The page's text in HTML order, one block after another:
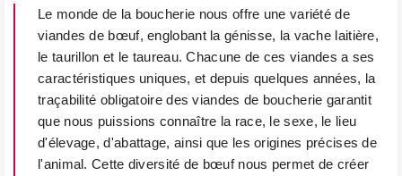
Le monde de la boucherie nous offre une variété de
viandes de bœuf, englobant la génisse, la vache laitière,
le taurillon et le taureau. Chacune de ces viandes a ses
caractéristiques uniques, et depuis quelques années, la
traçabilité obligatoire des viandes de boucherie garantit
que nous puissions connaître la race, le sexe, le lieu
d'élevage, d'abattage, ainsi que les origines précises de
l'animal. Cette diversité de bœuf nous permet de créer